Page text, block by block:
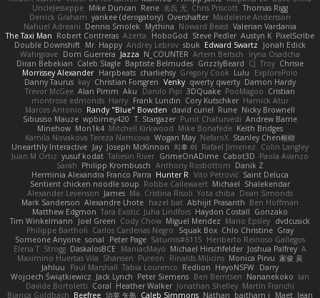
UncleJesseppe Mike Duncan Rene 名氏 无 Chris Priscott Thomas Rigg
Derrick Graham yankee (derogatory) Overshafter Madeleine Andersson
Nahuel Adreani Dennis Smolek Mythina Noward Beast Valerian Vardania
The Taxi Man Robert Contreras Azerta HoboGod Steve Pedler Austyn K PixelScribe
Double Downshift Mr. Happy Andrey Lebrov sbuk Edward Swartz
Jonah Edick
Wahrgrave Dom Guerrera Jazza N_COUNTER Artem Beitsch
Iryna Osadcha
Diran Bebekian Caleb Slagle Baptiste Belmudes GrizzlyBeard CJ Troy Chrisie
Morrissey Alexander Harpbeats charliehsy Gregory Cook Lulu
ExplorePolo
Danny Taurus kay Christian Forsgren Venky qwerty qwerty Damon Hardy
Trevor McGee Alan Pimm Aku Danilo Pipi 3DQuake PooMagoo Cristian
montrose edmonds Harry Frank Lundin Cory Kutschker Harnick Atur
Marcos Antonio Randy "Blue" Bowden david curiel Rune Nicky Brownell
Sibusiso Mauze wpbirney420 T. Stargazer Punit Chaturvedi Andrew Barrie
Minehow Mon1k4 Mitchell Kirkwood Mike Bonafede Keith Bridges
Kamila Novakova Tereza Nemcova Wogan May NefaroX Stanley Chen榕樹
Unearthly Interactive Jay Joseph McKinnon 지후 이 Rafael Jimenez
Colin Langley
Juan M Ortiz yusuf kodat Taliesin River GrimeOnADime Cabot3D Paola Avanzo
Sarah Philipp Krombusch Anthony Rosbottom Danik Z
Herminia Alexandra Franco Parra Hunter R Vito Petrović Saint Deluca
Sentient chicken noodle soup Robbe Callewaert Michael Shalekendar
Alexander Levenson James Ma. Cristina Risoli Yota chiba Dean Simonds
Mark Sanderson Alexandre Lhote hazel bat Abhijit Prasanth Ben Hoffman
Matthew Edgmon Tara Exotic Juha Lindfors Haydon Costall Gonzako
Tim Winkelmann
Joel Green Cody Chow Miguel Mendez Mario Epsley dvdcusick
Philippe Bartholi Carlos Cardenas Negro Squak Box Chlo Christine Gray
Someone Anyone sonal Peter Page Saturnis#6115 Heriberto Reinoso Gallegos
Elena T Strogg DaskalosBCE ManiacMayo Michael Hirschfelder Joshua Palfrey A
Maximino Huertas Vila Shansen Pureon Rinalds Miļicins Monica Pirvu 家俊 吴
Jahluu
Paul Marshall Tabia Lourenco Redlion HeyoNSFW Darry
Wojciech Świątkiewicz Jack Lynch Peter Siemens Ben Berntsen Nananekoko Ian
Davide Bortoletti Coral Heather Walker Jonathan Shelley Martín Franchi
Bianca Goldbach Beefree 治英 矢島 Caleb Simmons Nathan baitham i Maet Jean